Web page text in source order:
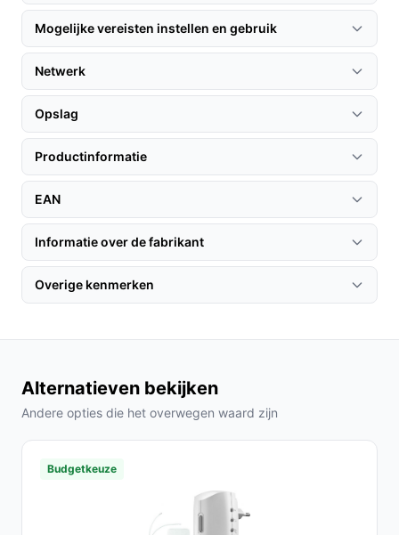
Installatie & setup
1. Bevestig de deurbel op een geschikte hoogte bij je
voordeur.
2. Download de Ring-app en volg de instructies om je
deurbel te verbinden met je Wi-Fi-netwerk.
3. Stel je bewegingszones in via de app voor optimale
meldingen.
Specificaties in mensentaal
Voedingstype: Werkt op een oplaadbare batterij,
wat zorgt voor een flexibele installatie zonder een
stroomkabel.
Draadloze verbinding: Dankzij Wi-Fi 802.11n ben je
verzekerd van een stabiele verbinding voor live
Hoe lang gaat dit product mee?
voordat hij opnieuw opgeladen moet worden.
Is dit geschikt voor appartementen?
Mogelijke vereisten instellen en gebruik
Netwerk
Opslag
Productinformatie
EAN
Informatie over de fabrikant
Overige kenmerken
Alternatieven bekijken
Andere opties die het overwegen waard zijn
Budgetkeuze